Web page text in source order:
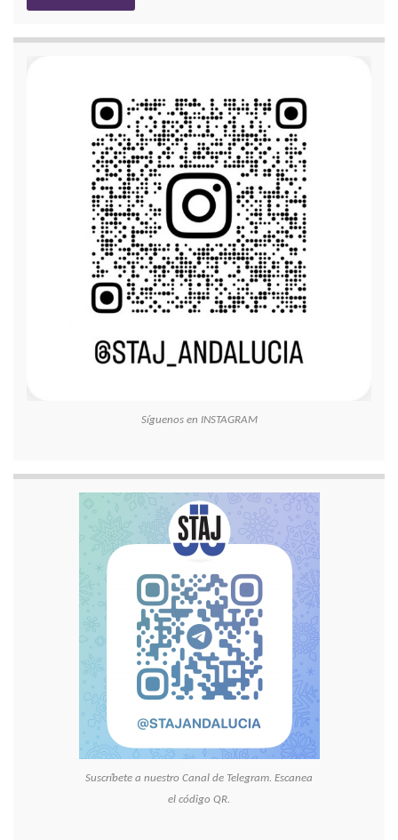
Síguenos en INSTAGRAM
Suscríbete a nuestro Canal de Telegram. Escanea
el código QR.